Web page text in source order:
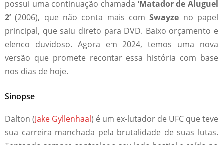
possui uma continuação chamada ‘Matador de Aluguel
2’(2006), que não conta mais comSwayze no papel
principal, que saiu direto para DVD. Baixo orçamento e
elenco duvidoso. Agora em 2024, temos uma nova
versão que promete recontar essa história com base
nos dias de hoje.
Sinopse
Dalton (Jake Gyllenhaal) é um ex-lutador de UFC que teve
sua carreira manchada pela brutalidade de suas lutas.